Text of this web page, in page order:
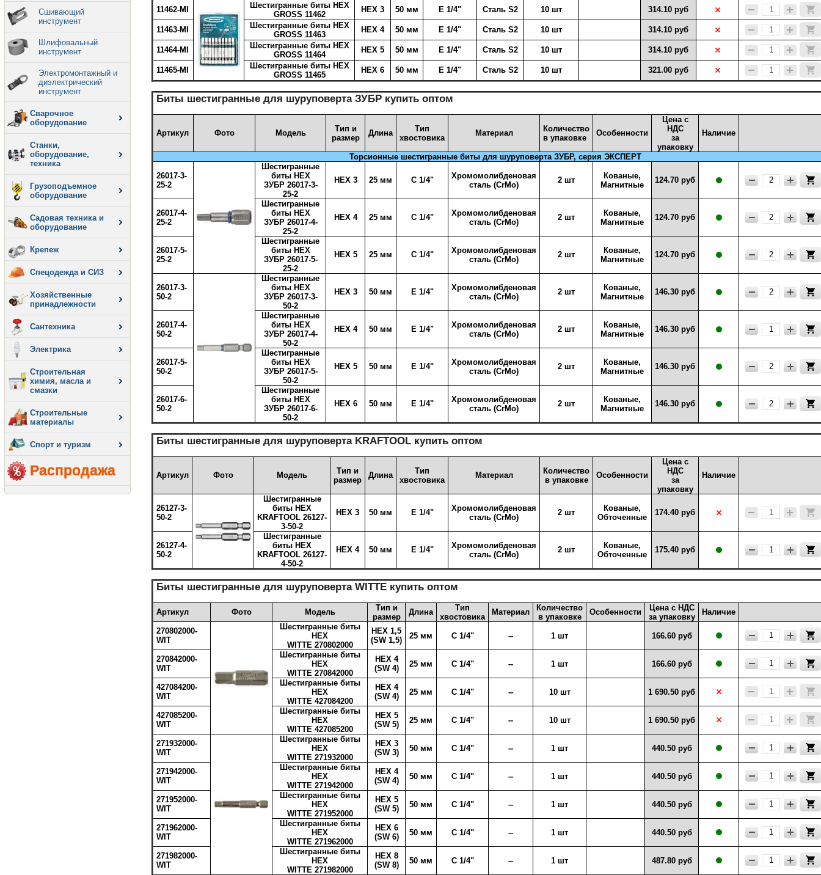
Сшивающий
инструмент
Шлифовальный
инструмент
Электромонтажный и
диэлектрический
инструмент
Сварочное
оборудование
Станки,
оборудование,
техника
Грузоподъемное
оборудование
Садовая техника и
оборудование
Крепеж
Спецодежда и СИЗ
Хозяйственные
принадлежности
Сантехника
Электрика
Строительная
химия, масла и
смазки
Строительные
материалы
Спорт и туризм
Распродажа
11462-MI
Шестигранные биты HEX
GROSS 11462
HEX 3 50 мм Е 1/4" Сталь S2 10 шт 314.10 руб
11463-MI
Шестигранные биты HEX
GROSS 11463
HEX 4 50 мм Е 1/4" Сталь S2 10 шт 314.10 руб
11464-MI
Шестигранные биты HEX
GROSS 11464
HEX 5 50 мм Е 1/4" Сталь S2 10 шт 314.10 руб
11465-MI
Шестигранные биты HEX
GROSS 11465
HEX 6 50 мм Е 1/4" Сталь S2 10 шт 321.00 руб
Биты шестигранные для шуруповерта ЗУБР купить оптом
Артикул Фото Модель
Тип и
размер
Длина
Тип
хвостовика
Материал
Количество
в упаковке
Особенности
Цена с
НДС
за
упаковку
Наличие
Торсионные шестигранные биты для шуруповерта ЗУБР, серия ЭКСПЕРТ
26017-3-
25-2
Шестигранные
биты HEX
ЗУБР 26017-3-
25-2
HEX 3 25 мм C 1/4"
Хромомолибденовая
сталь (CrMo)
2 шт
Кованые,
Магнитные
124.70 руб
26017-4-
25-2
Шестигранные
биты HEX
ЗУБР 26017-4-
25-2
HEX 4 25 мм C 1/4"
Хромомолибденовая
сталь (CrMo)
2 шт
Кованые,
Магнитные
124.70 руб
26017-5-
25-2
Шестигранные
биты HEX
ЗУБР 26017-5-
25-2
HEX 5 25 мм C 1/4"
Хромомолибденовая
сталь (CrMo)
2 шт
Кованые,
Магнитные
124.70 руб
26017-3-
50-2
Шестигранные
биты HEX
ЗУБР 26017-3-
50-2
HEX 3 50 мм E 1/4"
Хромомолибденовая
сталь (CrMo)
2 шт
Кованые,
Магнитные
146.30 руб
26017-4-
50-2
Шестигранные
биты HEX
ЗУБР 26017-4-
50-2
HEX 4 50 мм E 1/4"
Хромомолибденовая
сталь (CrMo)
2 шт
Кованые,
Магнитные
146.30 руб
26017-5-
50-2
Шестигранные
биты HEX
ЗУБР 26017-5-
50-2
HEX 5 50 мм E 1/4"
Хромомолибденовая
сталь (CrMo)
2 шт
Кованые,
Магнитные
146.30 руб
26017-6-
50-2
Шестигранные
биты HEX
ЗУБР 26017-6-
50-2
HEX 6 50 мм E 1/4"
Хромомолибденовая
сталь (CrMo)
2 шт
Кованые,
Магнитные
146.30 руб
Биты шестигранные для шуруповерта KRAFTOOL купить оптом
Артикул Фото Модель
Тип и
размер
Длина
Тип
хвостовика
Материал
Количество
в упаковке
Особенности
Цена с
НДС
за
упаковку
Наличие
26127-3-
50-2
Шестигранные
биты HEX
KRAFTOOL 26127-
3-50-2
HEX 3 50 мм E 1/4"
Хромомолибденовая
сталь (CrMo)
2 шт
Кованые,
Обточенные
174.40 руб
26127-4-
50-2
Шестигранные
биты HEX
KRAFTOOL 26127-
4-50-2
HEX 4 50 мм E 1/4"
Хромомолибденовая
сталь (CrMo)
2 шт
Кованые,
Обточенные
175.40 руб
Биты шестигранные для шуруповерта WITTE купить оптом
Артикул Фото Модель
Тип и
размер
Длина
Тип
хвостовика
Материал
Количество
в упаковке
Особенности
Цена с НДС
за упаковку
Наличие
270802000-
WIT
Шестигранные биты
HEX
WITTE 270802000
HEX 1,5
(SW 1,5)
25 мм C 1/4" -- 1 шт 166.60 руб
270842000-
WIT
Шестигранные биты
HEX
WITTE 270842000
HEX 4
(SW 4)
25 мм C 1/4" -- 1 шт 166.60 руб
427084200-
WIT
Шестигранные биты
HEX
WITTE 427084200
HEX 4
(SW 4)
25 мм C 1/4" -- 10 шт 1 690.50 руб
427085200-
WIT
Шестигранные биты
HEX
WITTE 427085200
HEX 5
(SW 5)
25 мм C 1/4" -- 10 шт 1 690.50 руб
271932000-
WIT
Шестигранные биты
HEX
WITTE 271932000
HEX 3
(SW 3)
50 мм C 1/4" -- 1 шт 440.50 руб
271942000-
WIT
Шестигранные биты
HEX
WITTE 271942000
HEX 4
(SW 4)
50 мм C 1/4" -- 1 шт 440.50 руб
271952000-
WIT
Шестигранные биты
HEX
WITTE 271952000
HEX 5
(SW 5)
50 мм C 1/4" -- 1 шт 440.50 руб
271962000-
WIT
Шестигранные биты
HEX
WITTE 271962000
HEX 6
(SW 6)
50 мм C 1/4" -- 1 шт 440.50 руб
271982000-
WIT
Шестигранные биты
HEX
WITTE 271982000
HEX 8
(SW 8)
50 мм C 1/4" -- 1 шт 487.80 руб